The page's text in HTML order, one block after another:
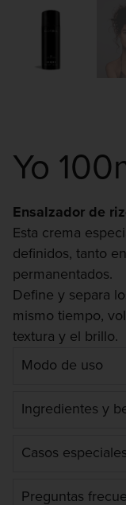
Yo
Ensalzador de
Esta crema
definidos, tanto
permanentados.
Define y separa
mismo tiempo,
textura y el brillo.
Modo de uso
Ingredientes y
Casos especiales
Preguntas